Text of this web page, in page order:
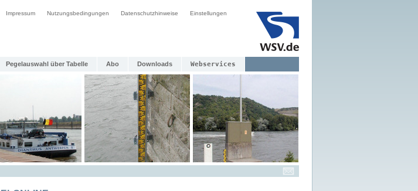
Impressum Nutzungsbedingungen Datenschutzhinweise Einstellungen
Pegelauswahl über Tabelle Abo Downloads Webservices